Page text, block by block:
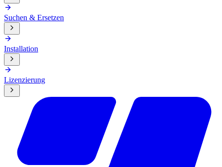
Suchen & Ersetzen
Installation
Lizenzierung